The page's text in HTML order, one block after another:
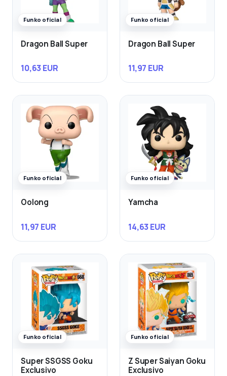
Funko oficial
Dragon Ball Super
10,63 EUR
Funko oficial
Dragon Ball Super
11,97 EUR
Funko oficial
Oolong
11,97 EUR
Funko oficial
Yamcha
14,63 EUR
Funko oficial
Super SSGSS Goku
Exclusivo
Funko oficial
Z Super Saiyan Goku
Exclusivo